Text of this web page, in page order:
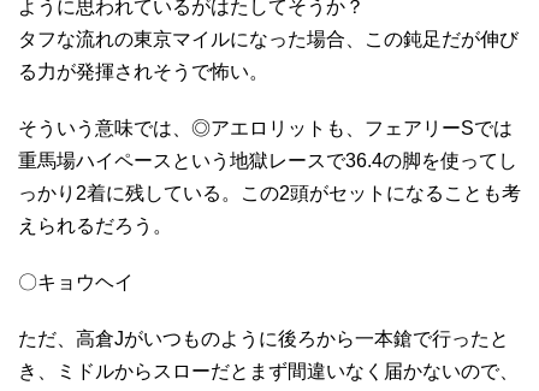
ように思われているがはたしてそうか？
タフな流れの東京マイルになった場合、この鈍足だが伸び
る力が発揮されそうで怖い。
そういう意味では、◎アエロリットも、フェアリーSでは
重馬場ハイペースという地獄レースで36.4の脚を使ってし
っかり2着に残している。この2頭がセットになることも考
えられるだろう。
〇キョウヘイ
ただ、高倉Jがいつものように後ろから一本鎗で行ったと
き、ミドルからスローだとまず間違いなく届かないので、